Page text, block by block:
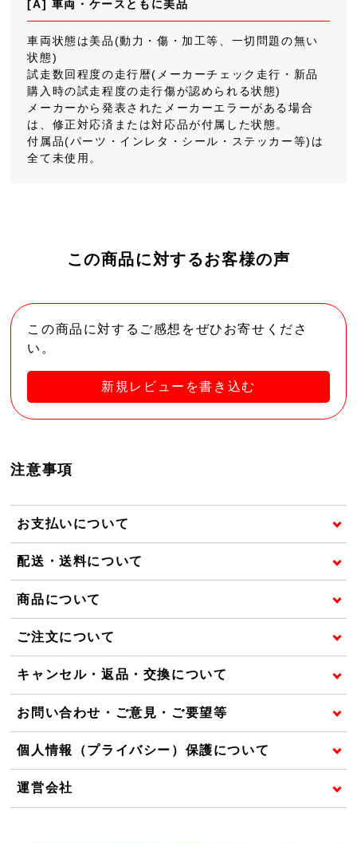
[A] 車両・ケースともに美品
車両状態は美品(動力・傷・加工等、一切問題の無い
状態)
試走数回程度の走行暦(メーカーチェック走行・新品
購入時の試走程度の走行傷が認められる状態)
メーカーから発表されたメーカーエラーがある場合
は、修正対応済または対応品が付属した状態。
付属品(パーツ・インレタ・シール・ステッカー等)は
全て未使用。
この商品に対するお客様の声
この商品に対するご感想をぜひお寄せくださ
い。
新規レビューを書き込む
注意事項
お支払いについて
配送・送料について
商品について
ご注文について
キャンセル・返品・交換について
お問い合わせ・ご意見・ご要望等
個人情報（プライバシー）保護について
運営会社